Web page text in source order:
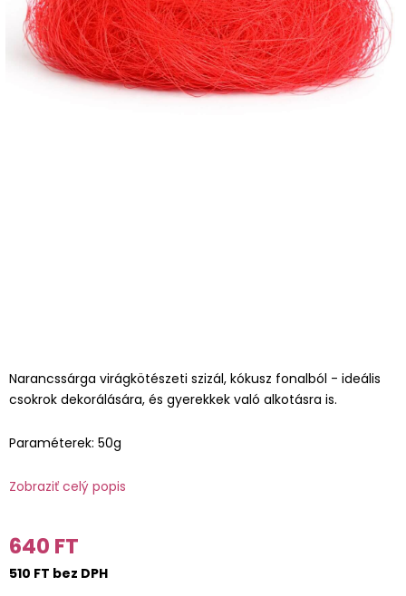
Narancssárga virágkötészeti szizál, kókusz fonalból - ideális
csokrok dekorálására, és gyerekkek való alkotásra is.
Paraméterek: 50g
Zobraziť celý popis
640 FT
510 FT bez DPH